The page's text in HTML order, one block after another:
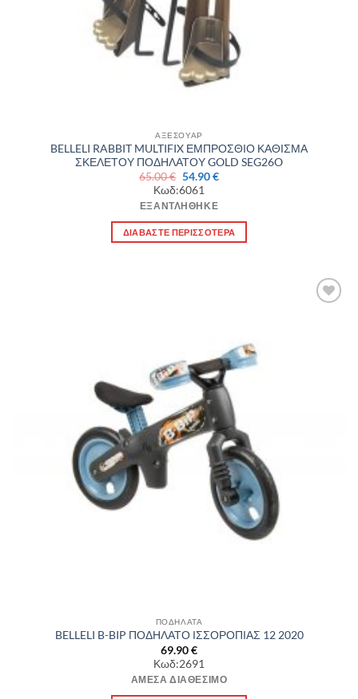
ΑΞΕΣΟΥΑΡ
BELLELI RABBIT MULTIFIX ΕΜΠΡΟΣΘΙΟ ΚΑΘΙΣΜΑ
ΣΚΕΛΕΤΟΥ ΠΟΔΗΛΑΤΟΥ GOLD SEG26O
65.00€ Original
price
was:
65.00 €.
54.90€Η
είναι:
Κωδ:6061
ΕΞΑΝΤΛΉΘΗΚΕ
ΔΙΑΒΆΣΤΕ ΠΕΡΙΣΣΌΤΕΡΑ
ΠΟΔΗΛΑΤΑ
BELLELI B-BIP ΠΟΔΗΛΑΤΟ ΙΣΣΟΡΟΠΙΑΣ 12 2020
69.90€
Κωδ:2691
ΆΜΕΣΑ ΔΙΑΘΈΣΙΜΟ